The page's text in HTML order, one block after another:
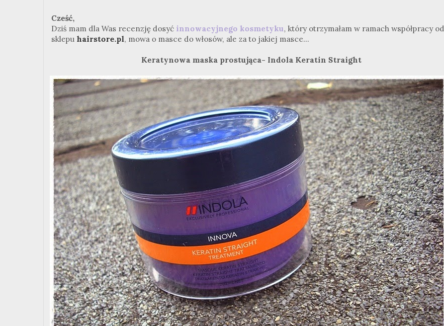
Cześć,
Dziś mam dla Was recenzję dosyć innowacyjnego kosmetyku, który otrzymałam w ramach współpracy od
sklepu hairstore.pl, mowa o masce do włosów, ale za to jakiej masce...
Keratynowa maska prostująca- Indola Keratin Straight